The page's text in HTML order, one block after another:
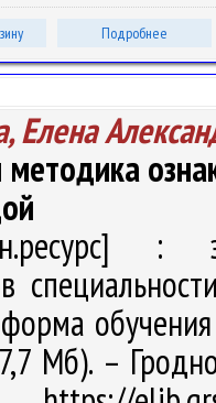
Подробнее
Елена
методика
:
Мб). –